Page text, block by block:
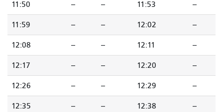
11:50 -- -- 11:53 --
11:59 -- -- 12:02 --
12:08 -- -- 12:11 --
12:17 -- -- 12:20 --
12:26 -- -- 12:29 --
12:35 -- -- 12:38 --